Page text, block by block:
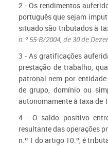
2 - Os rendimentos
português que sejam
situado são tributados à
n.º 55-B/2004, de 30 de
3 - As gratificações
prestação de trabalho,
patronal nem por
de grupo, domínio ou
autonomamente à taxa de
4 - O saldo positivo
resultante das operações
n.º 1 do artigo 10.º, é